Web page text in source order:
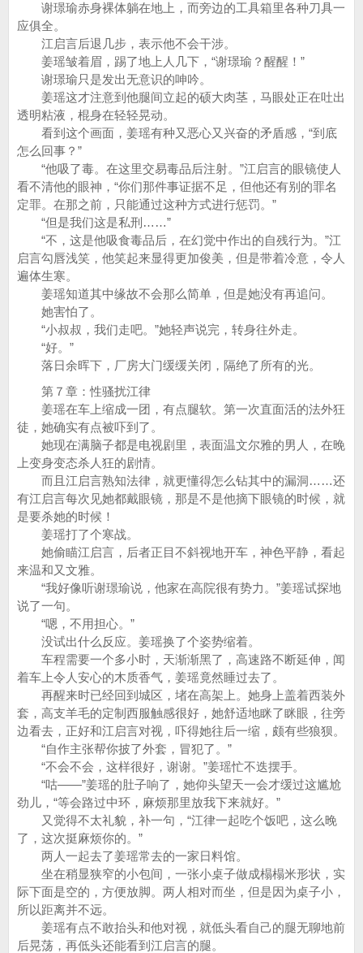
谢璟瑜赤身裸体躺在地上，而旁边的工具箱里各种刀具一
应俱全。
江启言后退几步，表示他不会干涉。
姜瑶皱着眉，踢了地上人几下，“谢璟瑜？醒醒！”
谢璟瑜只是发出无意识的呻吟。
姜瑶这才注意到他腿间立起的硕大肉茎，马眼处正在吐出
透明粘液，棍身在轻轻晃动。
看到这个画面，姜瑶有种又恶心又兴奋的矛盾感，“到底
怎么回事？”
“他吸了毒。在这里交易毒品后注射。”江启言的眼镜使人
看不清他的眼神，“你们那件事证据不足，但他还有别的罪名
定罪。在那之前，只能通过这种方式进行惩罚。”
“但是我们这是私刑……”
“不，这是他吸食毒品后，在幻觉中作出的自残行为。”江
启言勾唇浅笑，他笑起来显得更加俊美，但是带着冷意，令人
遍体生寒。
姜瑶知道其中缘故不会那么简单，但是她没有再追问。
她害怕了。
“小叔叔，我们走吧。”她轻声说完，转身往外走。
“好。”
落日余晖下，厂房大门缓缓关闭，隔绝了所有的光。
第７章：性骚扰江律
姜瑶在车上缩成一团，有点腿软。第一次直面活的法外狂
徒，她确实有点被吓到了。
她现在满脑子都是电视剧里，表面温文尔雅的男人，在晚
上变身变态杀人狂的剧情。
而且江启言熟知法律，就更懂得怎么钻其中的漏洞……还
有江启言每次见她都戴眼镜，那是不是他摘下眼镜的时候，就
是要杀她的时候！
姜瑶打了个寒战。
她偷瞄江启言，后者正目不斜视地开车，神色平静，看起
来温和又文雅。
“我好像听谢璟瑜说，他家在高院很有势力。”姜瑶试探地
说了一句。
“嗯，不用担心。”
没试出什么反应。姜瑶换了个姿势缩着。
车程需要一个多小时，天渐渐黑了，高速路不断延伸，闻
着车上令人安心的木质香气，姜瑶竟然睡过去了。
再醒来时已经回到城区，堵在高架上。她身上盖着西装外
套，高支羊毛的定制西服触感很好，她舒适地眯了眯眼，往旁
边看去，正好和江启言对视，吓得她往后一缩，颇有些狼狈。
“自作主张帮你披了外套，冒犯了。”
“不会不会，这样很好，谢谢。”姜瑶忙不迭摆手。
“咕——”姜瑶的肚子响了，她仰头望天一会才缓过这尴尬
劲儿，“等会路过中环，麻烦那里放我下来就好。”
又觉得不太礼貌，补一句，“江律一起吃个饭吧，这么晚
了，这次挺麻烦你的。”
两人一起去了姜瑶常去的一家日料馆。
坐在稍显狭窄的小包间，一张小桌子做成榻榻米形状，实
际下面是空的，方便放脚。两人相对而坐，但是因为桌子小，
所以距离并不远。
姜瑶有点不敢抬头和他对视，就低头看自己的腿无聊地前
后晃荡，再低头还能看到江启言的腿。